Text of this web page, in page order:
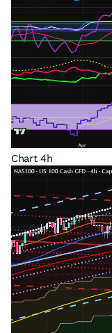
Chart 4h